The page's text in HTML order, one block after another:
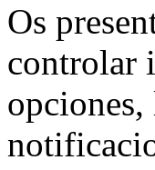
Os
controlar
opciones,